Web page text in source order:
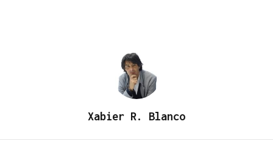
Xabier R. Blanco